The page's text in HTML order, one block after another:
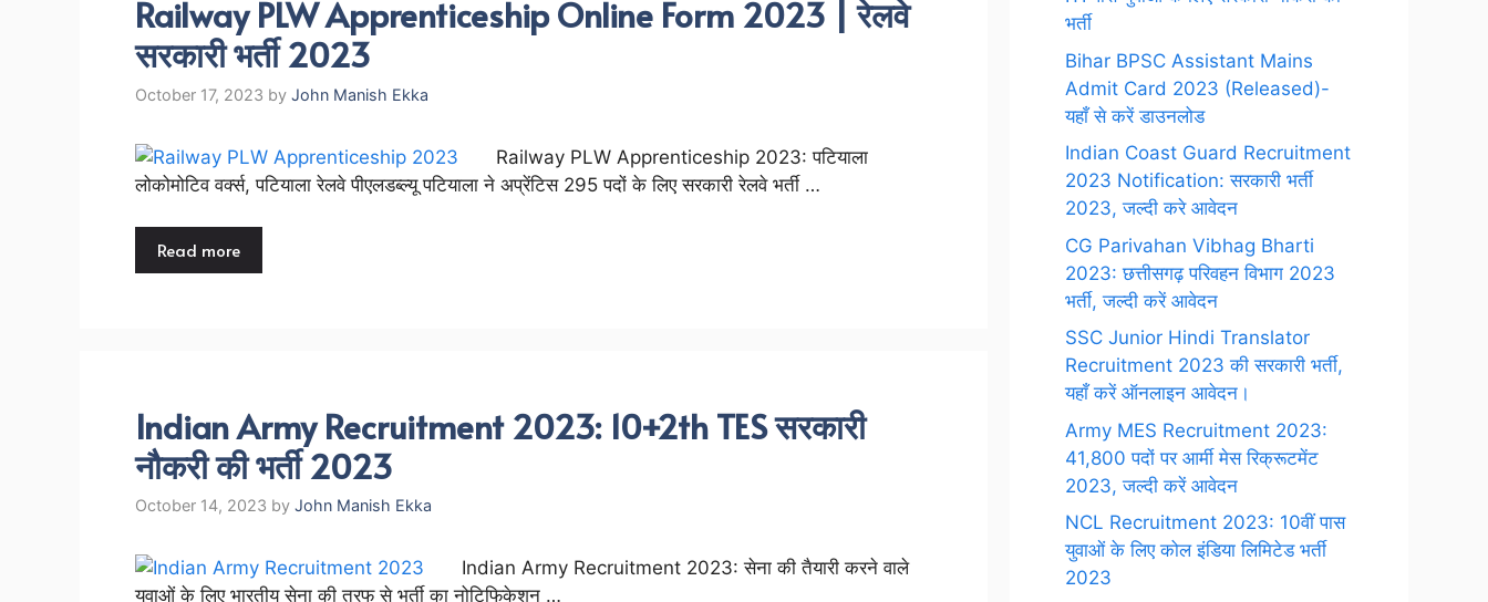
Railway PLW Apprenticeship Online Form 2023 | रेलवे
सरकारी भर्ती 2023
October 17, 2023 by John Manish Ekka
Railway PLW Apprenticeship 2023: पटियाला
लोकोमोटिव वर्क्स, पटियाला रेलवे पीएलडब्ल्यू पटियाला ने अप्रेंटिस 295 पदों के लिए सरकारी रेलवे भर्ती …
Read more
Indian Army Recruitment 2023: 10+2th TES सरकारी
नौकरी की भर्ती 2023
October 14, 2023 by John Manish Ekka
Indian Army Recruitment 2023: सेना की तैयारी करने वाले
युवाओं के लिए भारतीय सेना की तरफ से भर्ती का नोटिफिकेशन …
भर्ती
Bihar BPSC Assistant Mains
Admit Card 2023 (Released)-
यहाँ से करें डाउनलोड
Indian Coast Guard Recruitment
2023 Notification: सरकारी भर्ती
2023, जल्दी करे आवेदन
CG Parivahan Vibhag Bharti
2023: छत्तीसगढ़ परिवहन विभाग 2023
भर्ती, जल्दी करें आवेदन
SSC Junior Hindi Translator
Recruitment 2023 की सरकारी भर्ती,
यहाँ करें ऑनलाइन आवेदन।
Army MES Recruitment 2023:
41,800 पदों पर आर्मी मेस रिक्रूटमेंट
2023, जल्दी करें आवेदन
NCL Recruitment 2023: 10वीं पास
युवाओं के लिए कोल इंडिया लिमिटेड भर्ती
2023